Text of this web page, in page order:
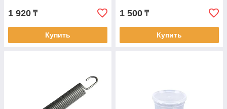
1 920 ₸
Купить
1 500 ₸
Купить